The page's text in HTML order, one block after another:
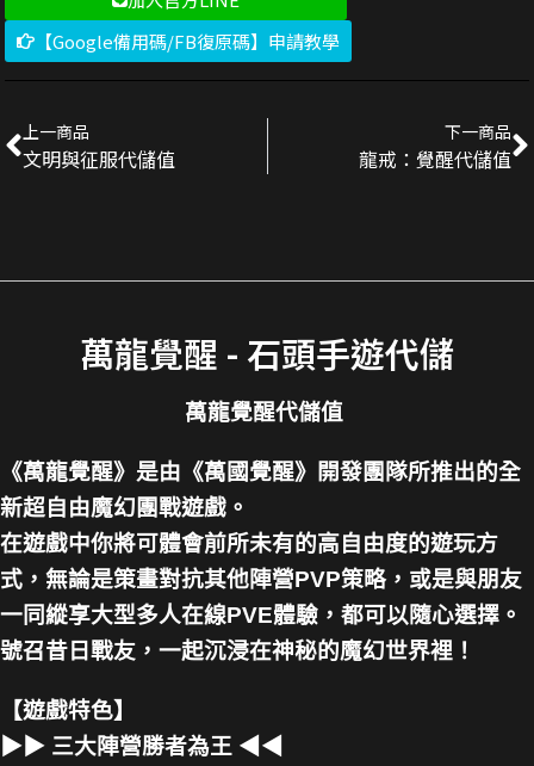
【Google備用碼/FB復原碼】申請教學
上一商品
文明與征服代儲值
下一商品
龍戒：覺醒代儲值
萬龍覺醒 - 石頭手遊代儲
萬龍覺醒代儲值
《萬龍覺醒》是由《萬國覺醒》開發團隊所推出的全
新超自由魔幻團戰遊戲。
在遊戲中你將可體會前所未有的高自由度的遊玩方
式，無論是策畫對抗其他陣營PVP策略，或是與朋友
一同縱享大型多人在線PVE體驗，都可以隨心選擇。
號召昔日戰友，一起沉浸在神秘的魔幻世界裡！
【遊戲特色】
▶▶ 三大陣營勝者為王 ◀◀